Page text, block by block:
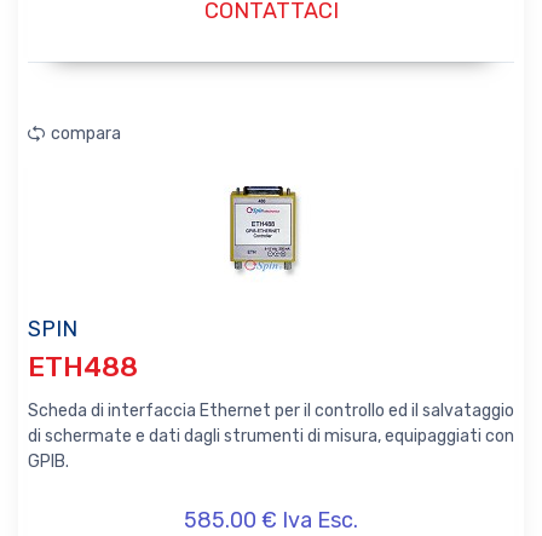
CONTATTACI
compara
SPIN
ETH488
Scheda di interfaccia Ethernet per il controllo ed il salvataggio
di schermate e dati dagli strumenti di misura, equipaggiati con
GPIB.
585.00 € Iva Esc.